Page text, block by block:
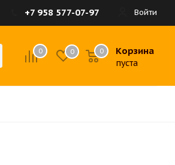
Войти
+7 958 577-07-97
0 0 Корзина
пуста
0